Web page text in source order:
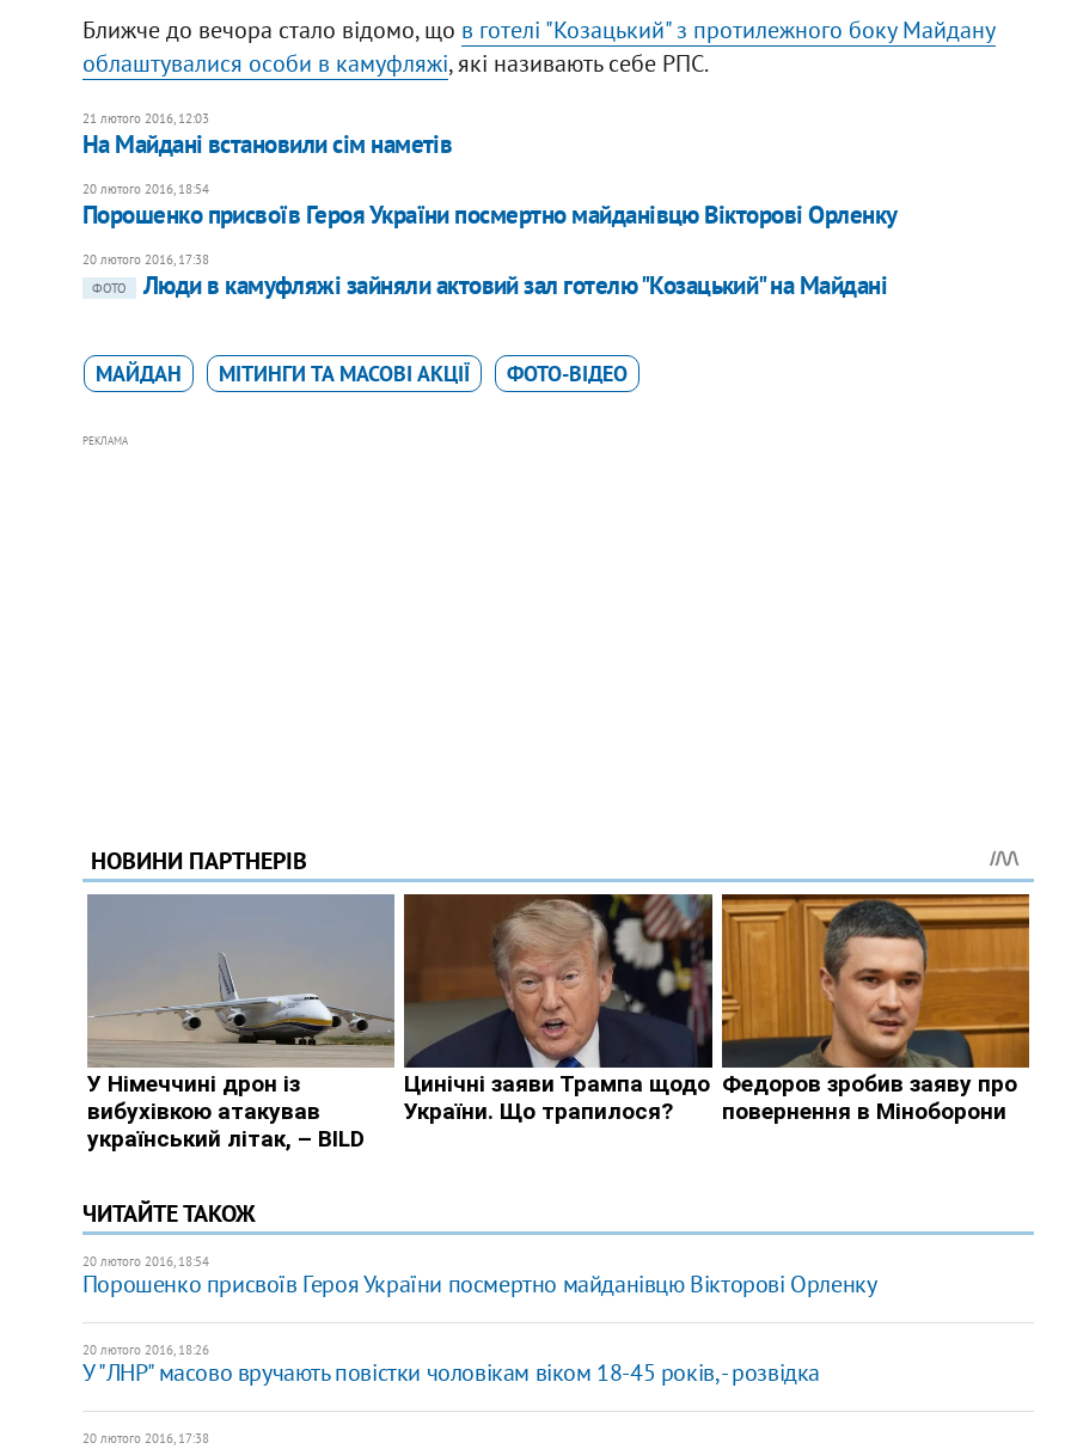
Ближче до вечора стало відомо, що в готелі "Козацький" з протилежного боку Майдану
облаштувалися особи в камуфляжі, які називають себе РПС.
21 лютого 2016, 12:03
На Майдані встановили сім наметів
20 лютого 2016, 18:54
Порошенко присвоїв Героя України посмертно майданівцю Вікторові Орленку
20 лютого 2016, 17:38
ФОТО
Люди в камуфляжі зайняли актовий зал готелю "Козацький" на Майдані
МАЙДАН МІТИНГИ ТА МАСОВІ АКЦІЇ ФОТО-ВІДЕО
РЕКЛАМА
ЧИТАЙТЕ ТАКОЖ
20 лютого 2016, 18:54
Порошенко присвоїв Героя України посмертно майданівцю Вікторові Орленку
20 лютого 2016, 18:26
У "ЛНР" масово вручають повістки чоловікам віком 18-45 років, - розвідка
20 лютого 2016, 17:38